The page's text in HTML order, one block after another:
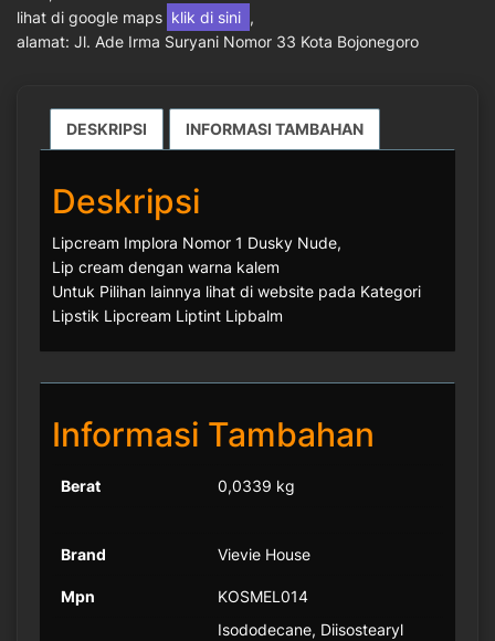
lihat di google maps klik di sini ,
alamat: Jl. Ade Irma Suryani Nomor 33 Kota Bojonegoro
DESKRIPSI INFORMASI TAMBAHAN
Deskripsi
Lipcream Implora Nomor 1 Dusky Nude,
Lip cream dengan warna kalem
Untuk Pilihan lainnya lihat di website pada Kategori
Lipstik Lipcream Liptint Lipbalm
Informasi Tambahan
Berat 0,0339 kg
Brand Vievie House
Mpn KOSMEL014
Isododecane, Diisostearyl